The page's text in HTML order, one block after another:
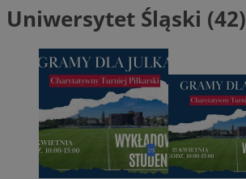
Uniwersytet Śląski (42)